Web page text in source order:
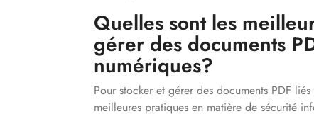
Quelles sont les
gérer des documents
numériques?
Pour stocker et gérer des documents PDF
meilleures pratiques en matière de sécurité